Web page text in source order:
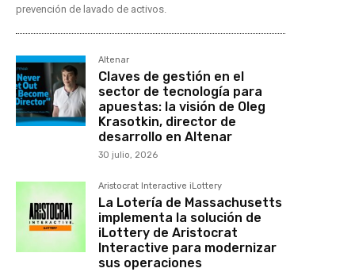
prevención de lavado de activos.
Altenar
Claves de gestión en el
sector de tecnología para
apuestas: la visión de Oleg
Krasotkin, director de
desarrollo en Altenar
30 julio, 2026
Aristocrat Interactive iLottery
La Lotería de Massachusetts
implementa la solución de
iLottery de Aristocrat
Interactive para modernizar
sus operaciones